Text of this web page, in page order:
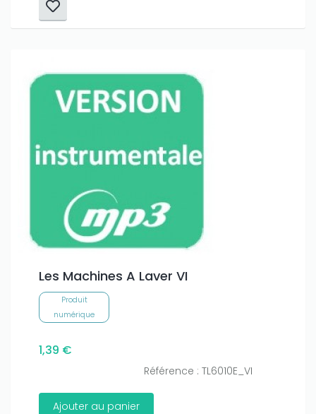
Les Machines A Laver VI
Produit
numérique
1,39 €
Référence : TL6010E_VI
Ajouter au panier